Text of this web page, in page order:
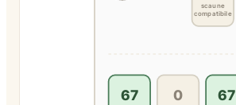
scaune
compatibile
67 0 67